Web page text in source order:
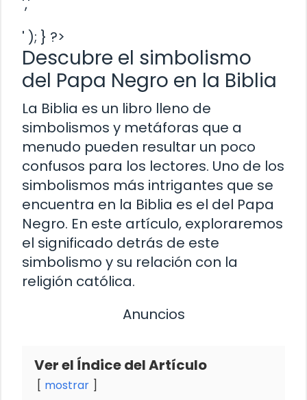
' ); } ?>
Descubre el simbolismo
del Papa Negro en la Biblia
La Biblia es un libro lleno de
simbolismos y metáforas que a
menudo pueden resultar un poco
confusos para los lectores. Uno de los
simbolismos más intrigantes que se
encuentra en la Biblia es el del Papa
Negro. En este artículo, exploraremos
el significado detrás de este
simbolismo y su relación con la
religión católica.
Anuncios
Ver el Índice del Artículo
mostrar